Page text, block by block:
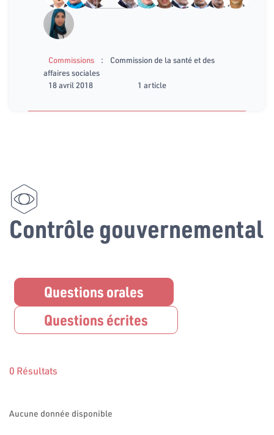
Commissions :
Commission de la santé et des
affaires sociales
18 avril 2018
1 article
Contrôle gouvernemental
Questions orales
Questions écrites
0 Résultats
Aucune donnée disponible